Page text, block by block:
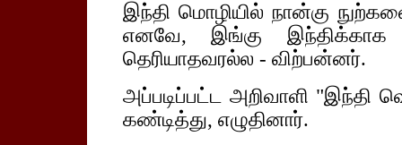
இந்தி மொழியில் நான்கு
எனவே, இங்கு இந்திக்காக
தெரியாதவரல்ல - விற்பன்னர்.
அப்படிப்பட்ட அறிவாளி "இந்தி
கண்டித்து, எழுதினார்.